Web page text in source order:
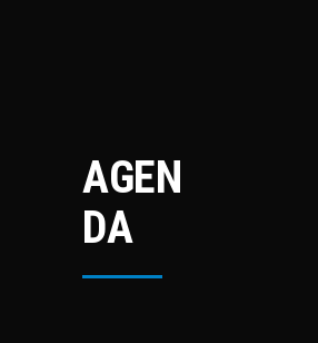
AGEN
DA